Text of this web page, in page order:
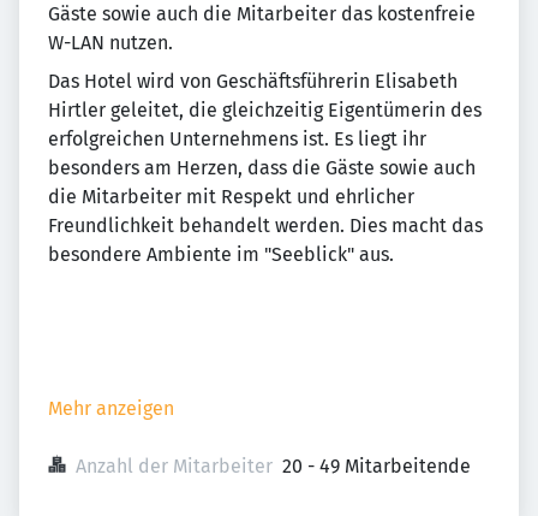
Gäste sowie auch die Mitarbeiter das kostenfreie
W-LAN nutzen.
Das Hotel wird von Geschäftsführerin Elisabeth
Hirtler geleitet, die gleichzeitig Eigentümerin des
erfolgreichen Unternehmens ist. Es liegt ihr
besonders am Herzen, dass die Gäste sowie auch
die Mitarbeiter mit Respekt und ehrlicher
Freundlichkeit behandelt werden. Dies macht das
besondere Ambiente im "Seeblick" aus.
Mehr anzeigen
Anzahl der Mitarbeiter 20 - 49 Mitarbeitende